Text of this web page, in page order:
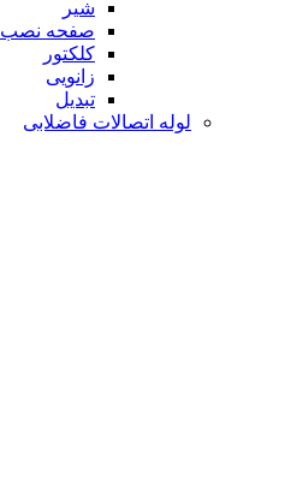
شیر
صفحه نصب
کلکتور
زانویی
تبدیل
لوله اتصالات فاضلابی